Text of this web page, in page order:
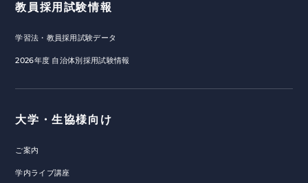
教員採用試験情報
学習法・教員採用試験データ
2026年度 自治体別採用試験情報
大学・生協様向け
ご案内
学内ライブ講座